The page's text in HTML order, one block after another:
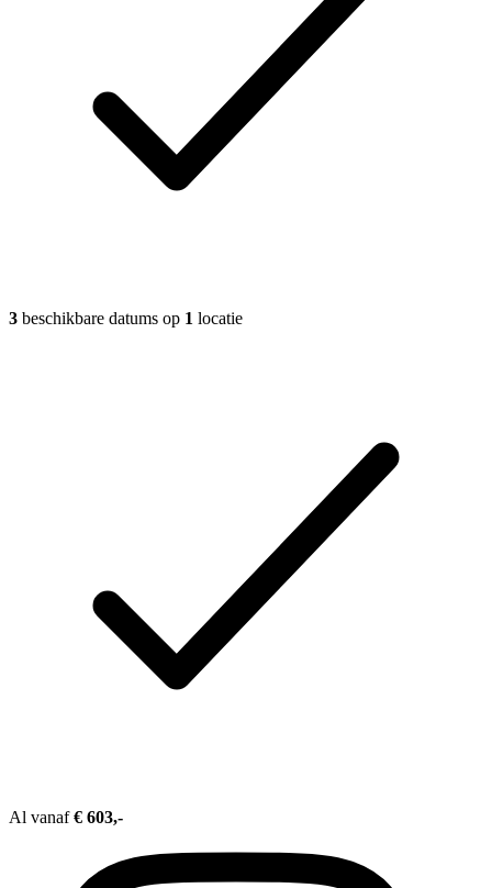
3 beschikbare datums op 1 locatie
Al vanaf€ 603,-